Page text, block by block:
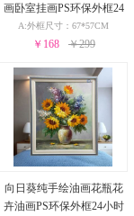
画卧室挂画PS环保外框24
小时之内发货
A:外框尺寸：67*57CM
￥168 ￥299
向日葵纯手绘油画花瓶花
卉油画PS环保外框24小时